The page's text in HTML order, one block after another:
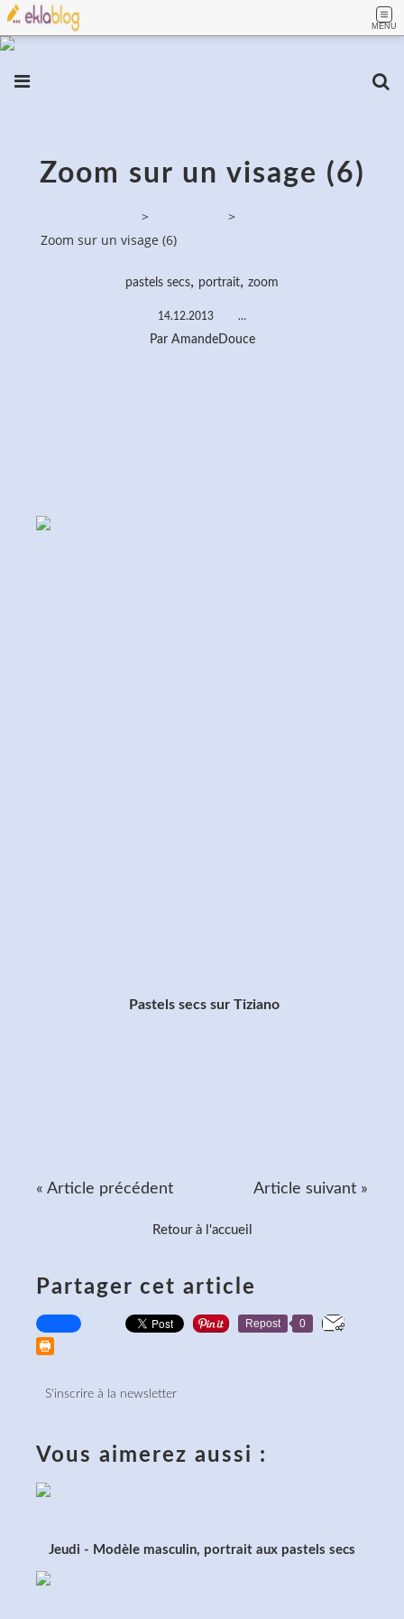
MENU
Zoom sur un visage (6)
>
>
Zoom sur un visage (6)
pastels secs, portrait, zoom
14.12.2013 …
Par AmandeDouce
Pastels secs sur Tiziano
« Article précédent Article suivant »
Retour à l'accueil
Partager cet article
Repost 0
S'inscrire à la newsletter
Vous aimerez aussi :
Jeudi - Modèle masculin, portrait aux pastels secs